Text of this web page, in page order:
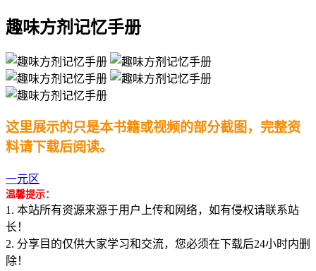
趣味方剂记忆手册
这里展示的只是本书籍或视频的部分截图，完整资
料请下载后阅读。
一元区
温馨提示：
1. 本站所有资源来源于用户上传和网络，如有侵权请联系站
长！
2. 分享目的仅供大家学习和交流，您必须在下载后24小时内删
除！